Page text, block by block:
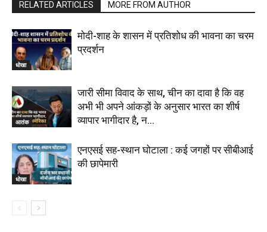
RELATED ARTICLES MORE FROM AUTHOR
धोखा
मोदी-शाह के शासन में प्रतिशोध की भावना का चरम
प्रदर्शन
आतंक
जारी सीमा विवाद के साथ, चीन का दावा है कि वह
अभी भी अपने आंकड़ों के अनुसार भारत का शीर्ष
व्यापार भागीदार है, न...
धोखा
एनएसई सह-स्थान घोटाला : कई जगहों पर सीबीआई
की छापेमारी